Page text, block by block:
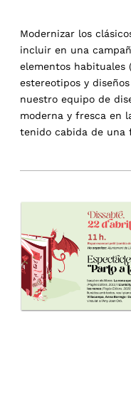
Modernizar los
incluir en una
elementos habituales
estereotipos y
nuestro equipo de
moderna y fresca en
tenido cabida de una